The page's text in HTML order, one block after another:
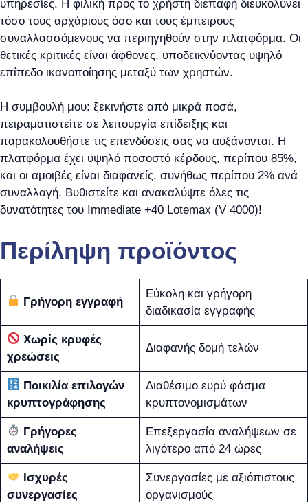
υπηρεσίες. Η φιλική προς το χρήστη διεπαφή διευκολύνει
τόσο τους αρχάριους όσο και τους έμπειρους
συναλλασσόμενους να περιηγηθούν στην πλατφόρμα. Οι
θετικές κριτικές είναι άφθονες, υποδεικνύοντας υψηλό
επίπεδο ικανοποίησης μεταξύ των χρηστών.
Η συμβουλή μου: ξεκινήστε από μικρά ποσά,
πειραματιστείτε σε λειτουργία επίδειξης και
παρακολουθήστε τις επενδύσεις σας να αυξάνονται. Η
πλατφόρμα έχει υψηλό ποσοστό κέρδους, περίπου 85%,
και οι αμοιβές είναι διαφανείς, συνήθως περίπου 2% ανά
συναλλαγή. Βυθιστείτε και ανακαλύψτε όλες τις
δυνατότητες του Immediate +40 Lotemax (V 4000)!
Περίληψη προϊόντος
Γρήγορη εγγραφή
Εύκολη και γρήγορη
διαδικασία εγγραφής
Χωρίς κρυφές
χρεώσεις
Διαφανής δομή τελών
Ποικιλία επιλογών
κρυπτογράφησης
Διαθέσιμο ευρύ φάσμα
κρυπτονομισμάτων
Γρήγορες
αναλήψεις
Επεξεργασία αναλήψεων σε
λιγότερο από 24 ώρες
Ισχυρές
συνεργασίες
Συνεργασίες με αξιόπιστους
οργανισμούς